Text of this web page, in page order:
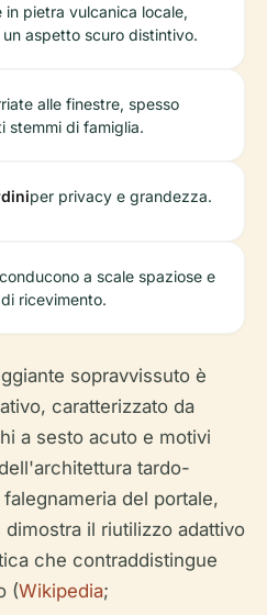
in pietra vulcanica locale,
aspetto scuro distintivo.
alle finestre, spesso
stemmi di famiglia.
per privacy e grandezza.
a scale spaziose e
ricevimento.
sopravvissuto è
caratterizzato da
a sesto acuto e motivi
tardo-
del portale,
il riutilizzo adattivo
che contraddistingue
(Wikipedia;